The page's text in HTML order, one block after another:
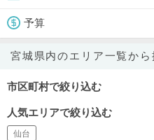
予算
宮城県内のエリア一覧から
市区町村で絞り込む
人気エリアで絞り込む
仙台